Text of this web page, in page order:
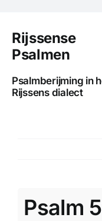
naar
inhoud
Rijssense
Psalmen
Psalmberijming in
Rijssens dialect
Psalmen
Psalm